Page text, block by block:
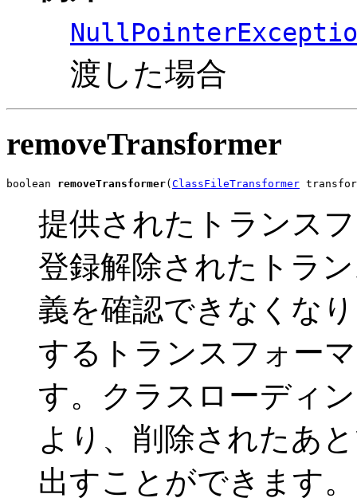
渡した場合
removeTransformer
boolean removeTransformer(ClassFileTransformer
提供されたトランス
登録解除されたトラ
義を確認できなくな
するトランスフォー
す。クラスローディ
より、削除されたあ
出すことができます